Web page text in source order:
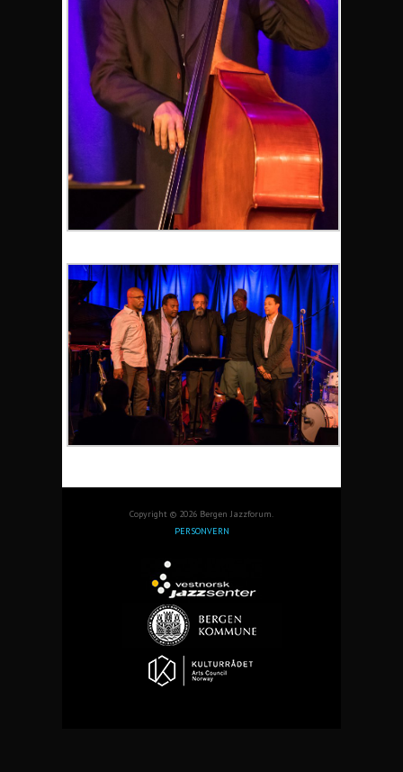
Copyright © 2026 Bergen Jazzforum.
PERSONVERN